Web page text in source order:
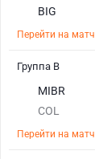
BIG
Перейти на матч
MIBR
COL
Перейти на матч
Группа B